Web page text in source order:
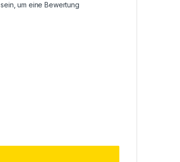
sein, um eine Bewertung